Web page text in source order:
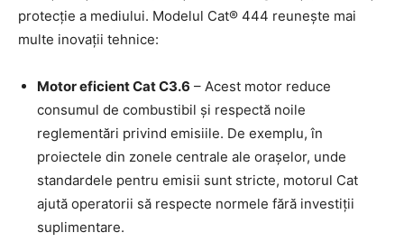
protecție a mediului. Modelul Cat® 444 reunește mai
multe inovații tehnice:
Motor eficient Cat C3.6 – Acest motor reduce
consumul de combustibil și respectă noile
reglementări privind emisiile. De exemplu, în
proiectele din zonele centrale ale orașelor, unde
standardele pentru emisii sunt stricte, motorul Cat
ajută operatorii să respecte normele fără investiții
suplimentare.